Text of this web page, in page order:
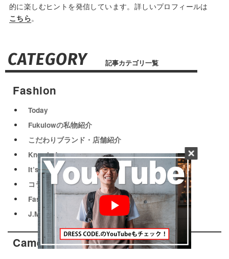
的に楽しむヒントを発信しています。詳しいプロフィールは
こちら。
CATEGORY 記事カテゴリ一覧
Fashion
Today
Fukulowの私物紹介
こだわりブランド・店舗紹介
Knowledge
It’s My Sunday Best
コラム
Fashion News
J.M.WESTON履き慣らし記録
Camera